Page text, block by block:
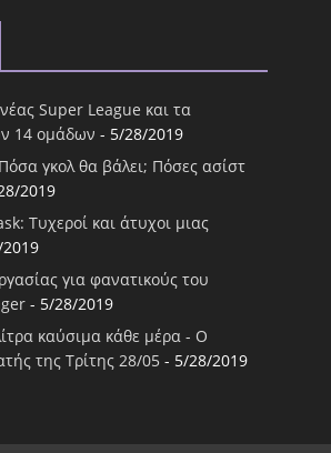
Super League και τα
14 ομάδων - 5/28/2019
γκολ θα βάλει; Πόσες ασίστ
2019
Τυχεροί και άτυχοι μιας
για φανατικούς του
- 5/28/2019
καύσιμα κάθε μέρα - Ο
της Τρίτης 28/05 - 5/28/2019